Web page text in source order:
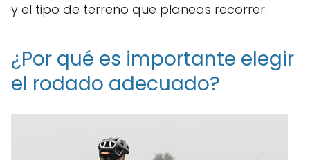
y el tipo de terreno que planeas recorrer.
¿Por qué es importante elegir
el rodado adecuado?